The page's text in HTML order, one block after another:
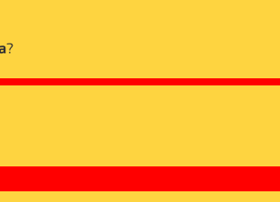
?
ПИТАНИЯ
Батончик-мюсли с абрикосом и